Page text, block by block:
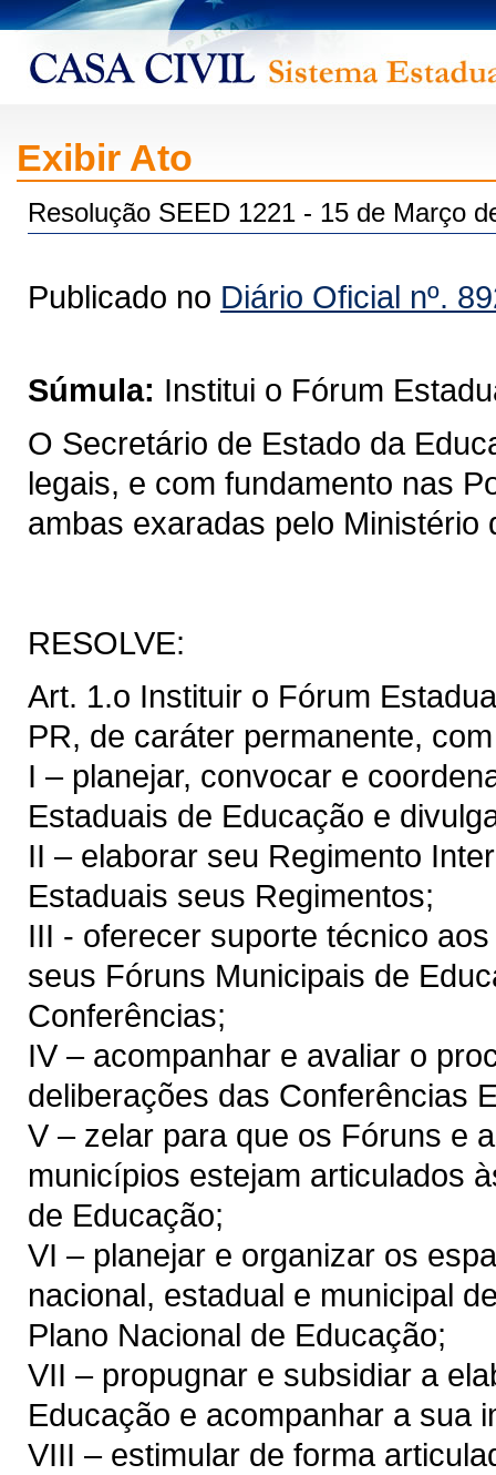
Exibir Ato
Resolução SEED 1221 - 15 de Março
Publicado no Diário Oficial nº.
Súmula: Institui o Fórum
O Secretário de Estado da
legais, e com fundamento nas
ambas exaradas pelo Ministério
RESOLVE:
Art. 1.o Instituir o Fórum
PR, de caráter permanente,
I – planejar, convocar e
Estaduais de Educação e
II – elaborar seu Regimento
Estaduais seus Regimentos;
III - oferecer suporte técnico
seus Fóruns Municipais de
Conferências;
IV – acompanhar e avaliar o
deliberações das Conferências
V – zelar para que os Fóruns e
municípios estejam articulados
de Educação;
VI – planejar e organizar os
nacional, estadual e municipal
Plano Nacional de Educação;
VII – propugnar e subsidiar a
Educação e acompanhar a sua
VIII – estimular de forma